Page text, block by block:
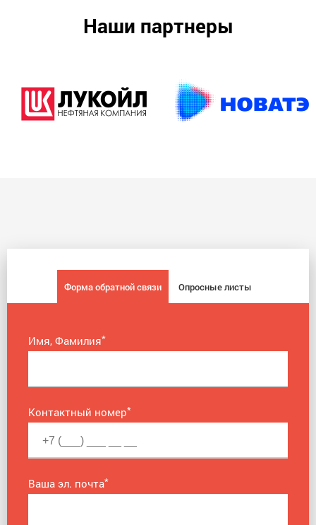
Наши партнеры
Форма обратной связи Опросные листы
Имя, Фамилия*
Контактный номер*
Ваша эл. почта*